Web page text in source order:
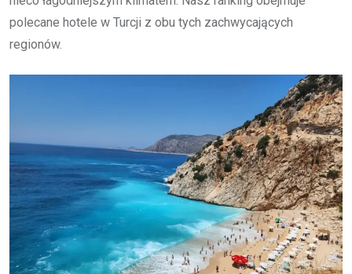
polecane hotele w Turcji z obu tych zachwycających
regionów.